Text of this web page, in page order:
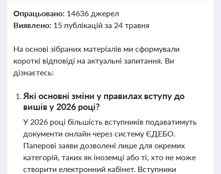
Опрацьовано: 14636 джерел
Виявлено: 15 публікацій за 24 травня
На основі зібраних матеріалів ми сформували
короткі відповіді на актуальні запитання. Ви
дізнаєтесь:
Які основні зміни у правилах вступу до
вишів у 2026 році?
У 2026 році більшість вступників подаватимуть
документи онлайн через систему ЄДЕБО.
Паперові заяви дозволені лише для окремих
категорій, таких як іноземці або ті, хто не може
створити електронний кабінет. Вступники